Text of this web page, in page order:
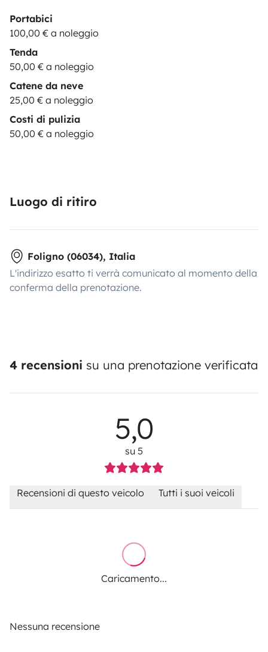
Portabici
100,00 € a noleggio
Tenda
50,00 € a noleggio
Catene da neve
25,00 € a noleggio
Costi di pulizia
50,00 € a noleggio
Luogo di ritiro
Foligno (06034), Italia
L'indirizzo esatto ti verrà comunicato al momento della
conferma della prenotazione.
4 recensioni su una prenotazione verificata
5,0
su 5
Recensioni di questo veicolo Tutti i suoi veicoli
Caricamento...
Nessuna recensione